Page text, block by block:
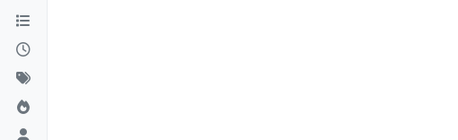
Aller directement au contenu